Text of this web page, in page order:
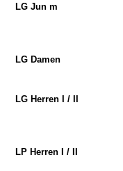
LG Jun m
LG Damen
LG Herren I / II
LP Herren I / II